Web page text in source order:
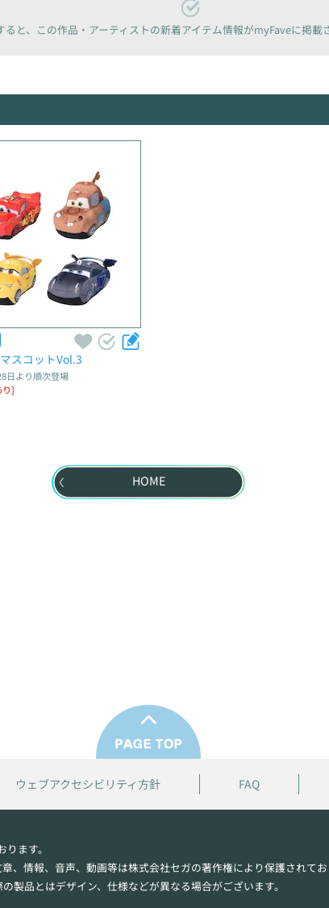
と、 この作品・アーティストの新着アイテム情報がmyFaveに掲載
スコットVol.3
日より順次登場
り]
HOME
ウェブアクセシビリティ方針 FAQ
ります。
、情報、音声、動画等は株式会社セガの著作権により保護されてお
製品とはデザイン、仕様などが異なる場合がございます。